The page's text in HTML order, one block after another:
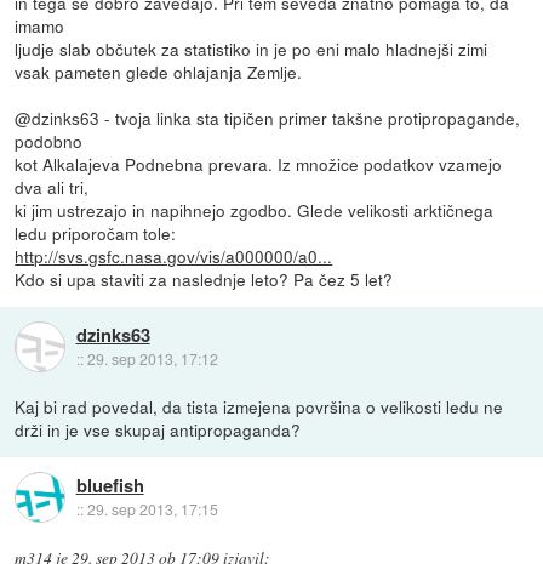
imamo
ljudje slab občutek za statistiko in je po eni malo hladnejši zimi
vsak pameten glede ohlajanja Zemlje.
@dzinks63 - tvoja linka sta tipičen primer takšne protipropagande,
podobno
kot Alkalajeva Podnebna prevara. Iz množice podatkov vzamejo
dva ali tri,
ki jim ustrezajo in napihnejo zgodbo. Glede velikosti arktičnega
ledu priporočam tole:
http://svs.gsfc.nasa.gov/vis/a000000/a0...
Kdo si upa staviti za naslednje leto? Pa čez 5 let?
dzinks63
::29. sep 2013, 17:12
Kaj bi rad povedal, da tista izmejena površina o velikosti ledu ne
drži in je vse skupaj antipropaganda?
bluefish
::29. sep 2013, 17:15
m314 je 29. sep 2013 ob 17:09izjavil: